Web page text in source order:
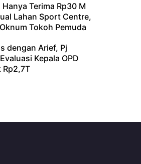
Hanya Terima Rp30 M
Lahan Sport Centre,
Tokoh Pemuda
dengan Arief, Pj
Kepala OPD
Rp2,7T